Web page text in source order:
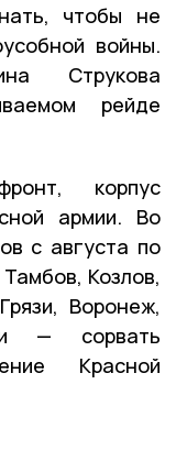
чтобы не
войны.
Струкова
рейде
корпус
армии. Во
с августа по
Козлов,
Воронеж,
— сорвать
Красной